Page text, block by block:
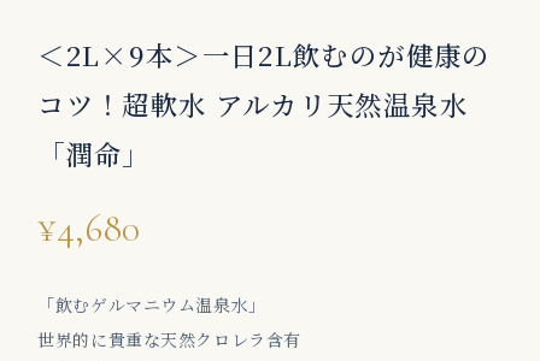
＜2L×9本＞一日2L飲むのが健康の
コツ！超軟水 アルカリ天然温泉水
「潤命」
¥4,680
「飲むゲルマニウム温泉水」
世界的に貴重な天然クロレラ含有